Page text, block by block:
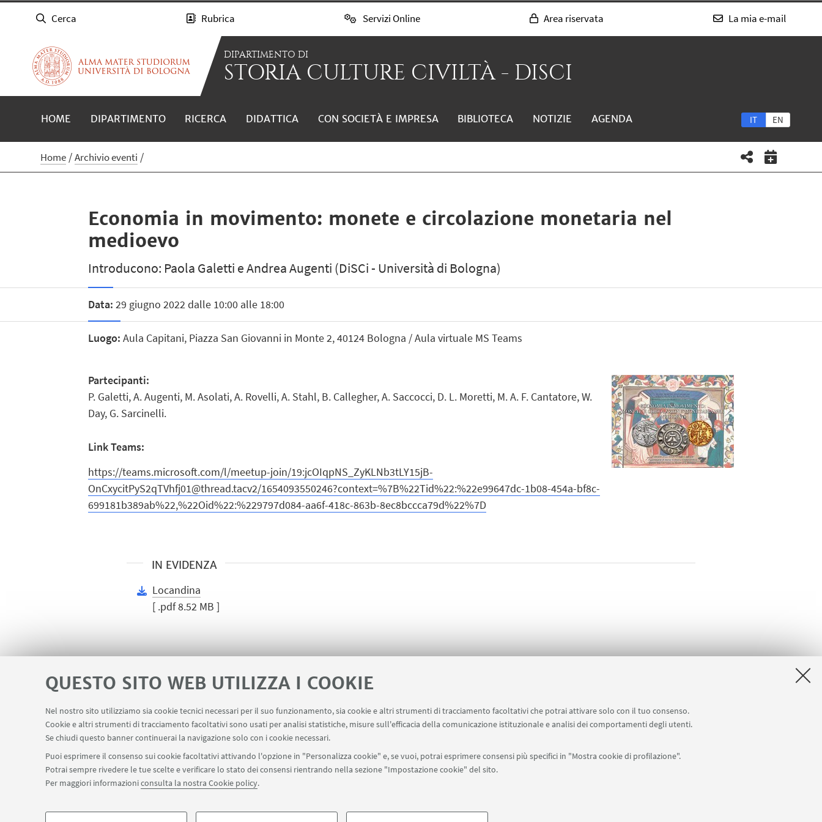
QUESTO SITO WEB UTILIZZA I COOKIE
Nel nostro sito utilizziamo sia cookie tecnici necessari per il suo funzionamento, sia cookie e altri strumenti di tracciamento facoltativi che potrai attivare solo con il tuo consenso.
Cookie e altri strumenti di tracciamento facoltativi sono usati per analisi statistiche, misure sull'efficacia della comunicazione istituzionale e analisi dei comportamenti degli utenti.
Se chiudi questo banner continuerai la navigazione solo con i cookie necessari.
Puoi esprimere il consenso sui cookie facoltativi attivando l'opzione in "Personalizza cookie" e, se vuoi, potrai esprimere consensi più specifici in "Mostra cookie di profilazione".
Potrai sempre rivedere le tue scelte e verificare lo stato dei consensi rientrando nella sezione "Impostazione cookie" del sito.
Per maggiori informazioniconsulta la nostra Cookie policy.
Cerca Rubrica Servizi Online Area riservata La mia e-mail
DIPARTIMENTO DI
STORIA CULTURE CIVILTÀ - DISCI
IT EN
HOME DIPARTIMENTO RICERCA DIDATTICA CON SOCIETÀ E IMPRESA BIBLIOTECA NOTIZIE AGENDA
Home Archivio eventi
Economia in movimento: monete e circolazione monetaria nel
medioevo
Introducono: Paola Galetti e Andrea Augenti (DiSCi - Università di Bologna)
Data: 29 giugno 2022 dalle 10:00 alle 18:00
Luogo: Aula Capitani, Piazza San Giovanni in Monte 2, 40124 Bologna / Aula virtuale MS Teams
Partecipanti:
P. Galetti, A. Augenti, M. Asolati, A. Rovelli, A. Stahl, B. Callegher, A. Saccocci, D. L. Moretti, M. A. F. Cantatore, W.
Day, G. Sarcinelli.
Link Teams:
https://teams.microsoft.com/l/meetup-join/19:jcOIqpNS_ZyKLNb3tLY15jB-
OnCxycitPyS2qTVhfj01@thread.tacv2/1654093550246?context=%7B%22Tid%22:%22e99647dc-1b08-454a-bf8c-
699181b389ab%22,%22Oid%22:%229797d084-aa6f-418c-863b-8ec8bccca79d%22%7D
IN EVIDENZA
Locandina
[ .pdf 8.52 MB ]
LINK UTILI Area riservata Contatti Carta dei servizi
SEGUI IL DIPARTIMENTO SU: SEGUI UNIBO SU:
©Copyright 2026 - ALMA MATER STUDIORUM - Università di Bologna - Via Zamboni, 33 - 40126 Bologna - PI: 01131710376 - CF: 80007010376